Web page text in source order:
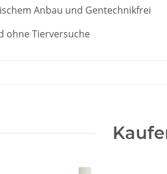
Anbau und Gentechnikfrei
ohne Tierversuche